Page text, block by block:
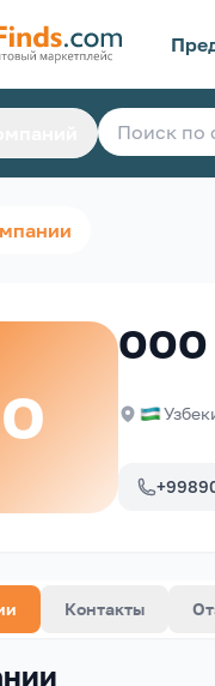
O
Контакты